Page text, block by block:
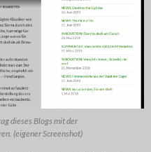
dieses Blogs mit der
(eigener Screenshot)